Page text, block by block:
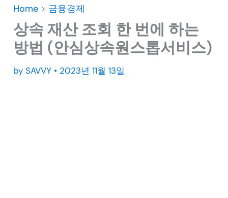
Home > 금융경제
상속 재산 조회 한 번에 하는
방법 (안심상속원스톱서비스)
by SAVVY • 2023년 11월 13일